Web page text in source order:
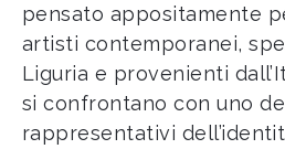
pensato appositamente
artisti contemporanei,
Liguria e provenienti
si confrontano con uno
rappresentativi